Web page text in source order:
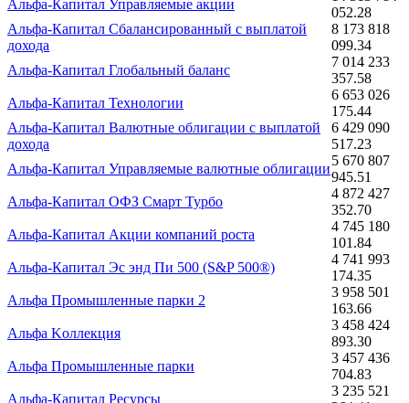
Альфа-Капитал Управляемые акции
052.28
Альфа-Капитал Сбалансированный с выплатой
дохода
8 173 818
099.34
Альфа-Капитал Глобальный баланс
7 014 233
357.58
Альфа-Капитал Технологии
6 653 026
175.44
Альфа-Капитал Валютные облигации с выплатой
дохода
6 429 090
517.23
Альфа-Капитал Управляемые валютные облигации
5 670 807
945.51
Альфа-Капитал ОФЗ Смарт Турбо
4 872 427
352.70
Альфа-Капитал Акции компаний роста
4 745 180
101.84
Альфа-Капитал Эс энд Пи 500 (S&P 500®)
4 741 993
174.35
Альфа Промышленные парки 2
3 958 501
163.66
Альфа Kоллекция
3 458 424
893.30
Альфа Промышленные парки
3 457 436
704.83
Альфа-Капитал Ресурсы
3 235 521